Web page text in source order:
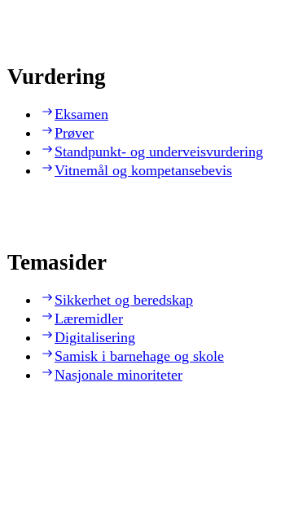
Vurdering
Eksamen
Prøver
Standpunkt- og underveisvurdering
Vitnemål og kompetansebevis
Temasider
Sikkerhet og beredskap
Læremidler
Digitalisering
Samisk i barnehage og skole
Nasjonale minoriteter